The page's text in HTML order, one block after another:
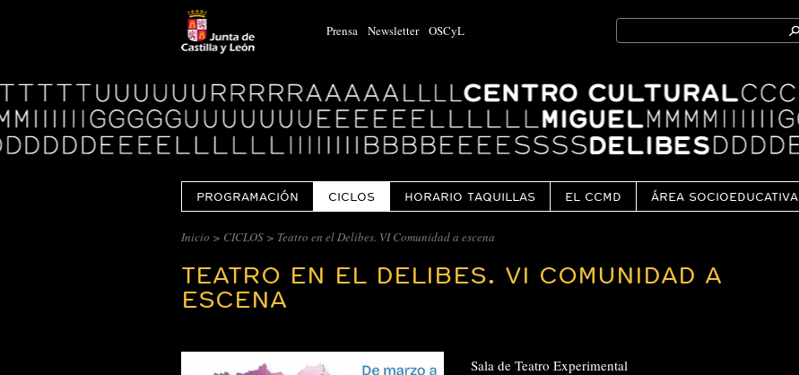
Prensa Newsletter OSCyL
Search
for:
Logo
Centro
Cultural
Miguel
Delibes
PROGRAMACIÓN CICLOS HORARIO TAQUILLAS EL CCMD ÁREA SOCIOEDUCATIVA
Inicio > CICLOS > Teatro en el Delibes. VI Comunidad a escena
TEATRO EN EL DELIBES. VI COMUNIDAD A
ESCENA
Sala de Teatro Experimental